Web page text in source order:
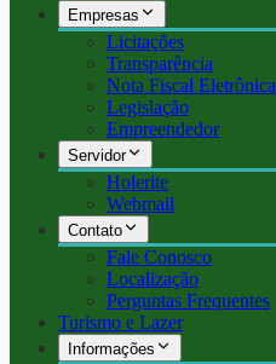
Empresas
Licitações
Transparência
Nota Fiscal Eletrônica
Legislação
Empreendedor
Servidor
Holerite
Webmail
Contato
Fale Conosco
Localização
Perguntas Frequentes
Turismo e Lazer
Informações